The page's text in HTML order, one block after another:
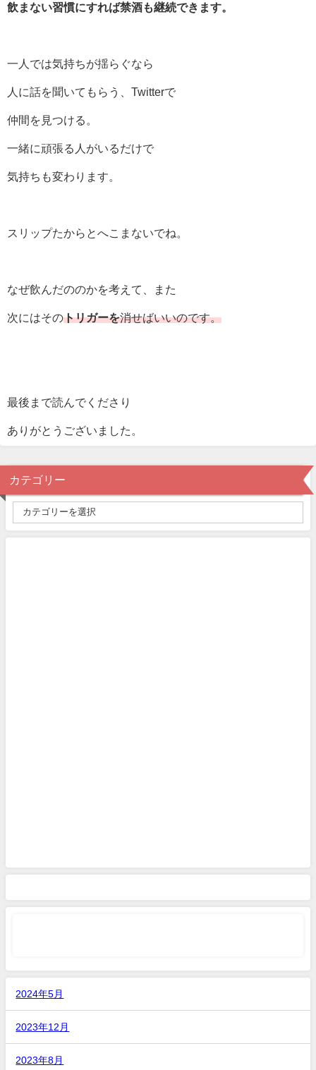
飲まない習慣にすれば禁酒も継続できます。
一人では気持ちが揺らぐなら
人に話を聞いてもらう、Twitterで
仲間を見つける。
一緒に頑張る人がいるだけで
気持ちも変わります。
スリップたからとへこまないでね。
なぜ飲んだののかを考えて、また
次にはそのトリガーを消せばいいのです。
最後まで読んでくださり
ありがとうございました。
カテゴリー
2024年5月
2023年12月
2023年8月